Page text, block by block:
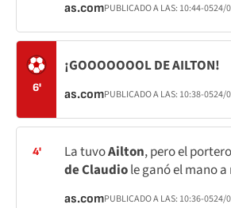
as.comPUBLICADO A LAS: 10:44-0524/
6'
¡GOOOOOOOL DE AILTON!
as.comPUBLICADO A LAS: 10:38-0524/
4' La tuvoAilton, pero el
de Claudiole ganó el mano
as.comPUBLICADO A LAS: 10:36-0524/